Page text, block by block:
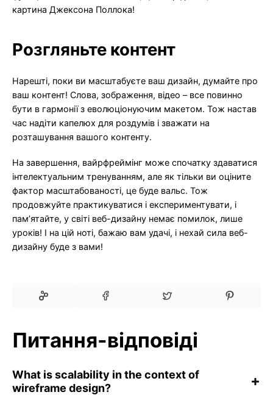
картина Джексона Поллока!
Розгляньте контент
Нарешті, поки ви масштабуєте ваш дизайн, думайте про
ваш контент! Слова, зображення, відео – все повинно
бути в гармонії з еволюціонуючим макетом. Тож настав
час надіти капелюх для роздумів і зважати на
розташування вашого контенту.
На завершення, вайрфреймінг може спочатку здаватися
інтелектуальним тренуванням, але як тільки ви оціните
фактор масштабованості, це буде вальс. Тож
продовжуйте практикуватися і експериментувати, і
пам’ятайте, у світі веб-дизайну немає помилок, лише
уроків! І на цій ноті, бажаю вам удачі, і нехай сила веб-
дизайну буде з вами!
Питання-відповіді
What is scalability in the context of
wireframe design?